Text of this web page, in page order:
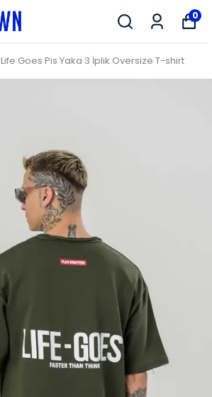
0
Life Goes Pis Yaka 3 İplik Oversize T-shirt